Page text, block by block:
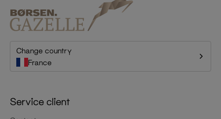
Change country
France
Service client